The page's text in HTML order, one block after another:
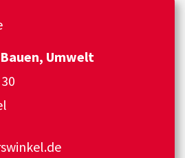
Umwelt